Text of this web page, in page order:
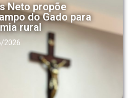
Neto propõe
do Gado para
rural
2026